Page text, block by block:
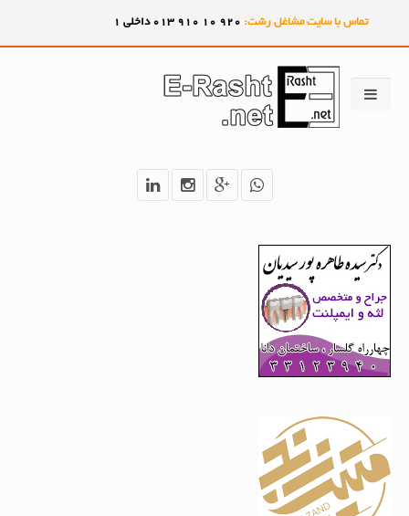
تماس با سایت مشاغل رشت: 920
10
910 013 داخلی 1